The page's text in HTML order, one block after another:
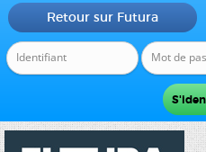
Retour sur Futura